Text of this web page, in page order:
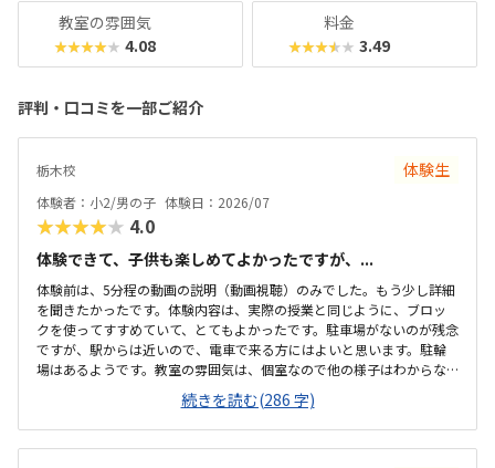
教室の雰囲気
★★★★★ 4.08
料金
★★★★★ 3.49
評判・口コミを一部ご紹介
栃木校 体験生
体験者：小2/男の子 体験日：2026/07
★★★★★ 4.0
体験できて、子供も楽しめてよかったですが、...
体験前は、5分程の動画の説明（動画視聴）のみでした。もう少し詳細
を聞きたかったです。体験内容は、実際の授業と同じように、ブロッ
クを使ってすすめていて、とてもよかったです。駐車場がないのが残念
ですが、駅からは近いので、電車で来る方にはよいと思います。駐輪
場はあるようです。教室の雰囲気は、個室なので他の様子はわからな
いです。いくつか部屋があるようでしたが、特に説明を受けていない
です。料金の説明はなく、資料を見たのですが、個別指導なので高く
ても仕方ないのかなと思いました。個別指導なので、子供に合わせて
対応してもらえます。80分は長いかと思いましたが、ちょうどよかっ
続きを読む(286 字)